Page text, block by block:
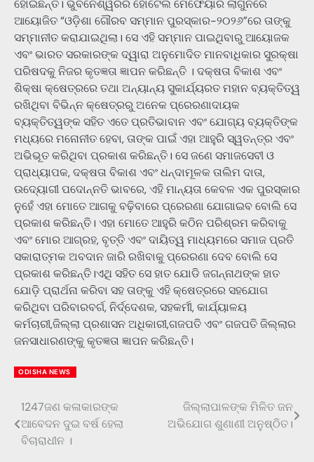
ହୋଇଛନ୍ତି। ଭୁବନେଶ୍ୱରର ହୋଟେଲ ମେଫେୟାର ଲାଗୁନରେ
ଆୟୋଜିତ “ଓଡ଼ିଶା ଗୌରବ ସମ୍ମାନ ପୁରସ୍କାର-୨୦୨୬”ରେ ତାଙ୍କୁ
ସମ୍ମାନୀତ କରାଯାଇଥିଲା। ସେ ଏହି ସମ୍ମାନ ପାଇଥିବାରୁ ଆୟୋଜକ
ଏବଂ ଭାରତ ସରକାରଙ୍କ ଦ୍ୱାରା ଅନୁମୋଦିତ ମାନବାଧିକାର ସୁରକ୍ଷା
ପରିଷଦକୁ ନିଜର କୃତଜ୍ଞତା ଜ୍ଞାପନ କରିଛନ୍ତି । ଦକ୍ଷତା ବିକାଶ ଏବଂ
ଶିକ୍ଷା କ୍ଷେତ୍ରରେ ତଥା ଅନ୍ୟାନ୍ୟ ସୁକାର୍ଯ୍ୟରତ ମହାନ ବ୍ୟକ୍ତିତ୍ୱ
ରଖିଥିବା ବିଭିନ୍ନ କ୍ଷେତ୍ରରୁ ଅନେକ ପ୍ରେରଣାଦାୟକ
ବ୍ୟକ୍ତିତ୍ୱଙ୍କ ସହିତ ଏତେ ପ୍ରତିଭାବାନ ଏବଂ ଯୋଗ୍ୟ ବ୍ୟକ୍ତିଙ୍କ
ମଧ୍ୟରେ ମନୋନୀତ ହେବା, ତାଙ୍କ ପାଇଁ ଏହା ଆହୁରି ସ୍ୱତନ୍ତ୍ର ଏବଂ
ଅଭିଭୂତ କରିଥିବା ପ୍ରକାଶ କରିଛନ୍ତି। ସେ ଜଣେ ସମାଜସେବୀ ଓ
ପ୍ରାଧ୍ୟାପକ, ଦକ୍ଷତା ବିକାଶ ଏବଂ ଧନ୍ଦାମୂଳକ ତାଲିମ ଦାତା,
ଉଦ୍ୟୋଗୀ ପଦୋନ୍ନତି ଭାବରେ, ଏହି ମାନ୍ୟତା କେବଳ ଏକ ପୁରସ୍କାର
ନୁହେଁ ଏହା ମୋତେ ଆଗକୁ ବଢ଼ିବାରେ ପ୍ରେରଣା ଯୋଗାଇବ ବୋଲି ସେ
ପ୍ରକାଶ କରିଛନ୍ତି। ଏହା ମୋତେ ଆହୁରି କଠିନ ପରିଶ୍ରମ କରିବାକୁ
ଏବଂ ମୋର ଆଗ୍ରହ, ବୃତ୍ତି ଏବଂ ଦାୟିତ୍ୱ ମାଧ୍ୟମରେ ସମାଜ ପ୍ରତି
ସକାରାତ୍ମକ ଅବଦାନ ଜାରି ରଖିବାକୁ ପ୍ରେରଣା ଦେବ ବୋଲି ସେ
ପ୍ରକାଶ କରିଛନ୍ତି।ଏଥି ସହିତ ସେ ହାତ ଯୋଡି ଜଗନ୍ନାଥଙ୍କ ହାତ
ଯୋଡ଼ି ପ୍ରାର୍ଥନା କରିବା ସହ ତାଙ୍କୁ ଏହି କ୍ଷେତ୍ରରେ ସହଯୋଗ
କରିଥିବା ପରିବାରବର୍ଗ, ନିର୍ଦ୍ଦେଶକ, ସହକର୍ମୀ, କାର୍ଯ୍ୟାଳୟ
କର୍ମଚାରୀ,ଜିଲ୍ଲା ପ୍ରଶାସନ ଅଧିକାରୀ,ଗଜପତି ଏବଂ ଗଜପତି ଜିଲ୍ଲାର
ଜନସାଧାରଣଙ୍କୁ କୃତଜ୍ଞତା ଜ୍ଞାପନ କରିଛନ୍ତି।
ODISHA NEWS
Post
navigation
1247ଜଣ କଳାକାରଙ୍କ
ଆବେଦନ ଦୁଇ ବର୍ଷ ହେଲା
ବିଚାରାଧୀନ ।
ଜିଲ୍ଲାପାଳଙ୍କ ମିଳିତ ଜନ
ଅଭିଯୋଗ ଶୁଣାଣୀ ଅନୁଷ୍ଠିତ।